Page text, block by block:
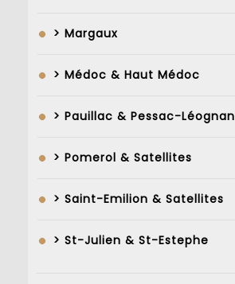
> Margaux
> Médoc & Haut Médoc
> Pauillac & Pessac-Léognan
> Pomerol & Satellites
> Saint-Emilion & Satellites
> St-Julien & St-Estephe